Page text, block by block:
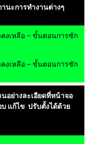
นะการทำงานต่างๆ
งเหลือ – ขั้นตอนการซัก
งเหลือ – ขั้นตอนการซัก
อย่างละเอียดที่หน้าจอ
บ แก้ไข ปรับตั้งได้ด้วย